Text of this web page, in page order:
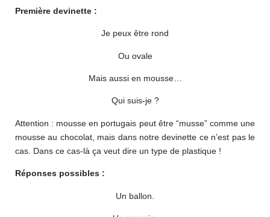
Première devinette :
Je peux être rond
Ou ovale
Mais aussi en mousse…
Qui suis-je ?
Attention : mousse en portugais peut être “musse” comme une
mousse au chocolat, mais dans notre devinette ce n’est pas le
cas. Dans ce cas-là ça veut dire un type de plastique !
Réponses possibles :
Un ballon.